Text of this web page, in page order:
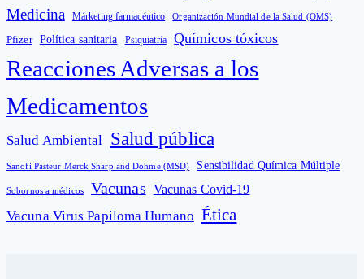
Medicina Márketing farmacéutico Organización Mundial de la Salud (OMS)
Pfizer Política sanitaria Psiquiatría Químicos tóxicos
Reacciones Adversas a los
Medicamentos
Salud Ambiental Salud pública
Sanofi Pasteur Merck Sharp and Dohme (MSD) Sensibilidad Química Múltiple
Sobornos a médicos Vacunas Vacunas Covid-19
Vacuna Virus Papiloma Humano Ética